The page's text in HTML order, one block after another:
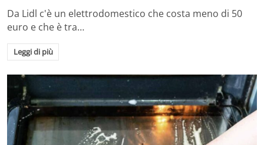
Da Lidl c'è un elettrodomestico che costa meno di 50
euro e che è tra…
Leggi di più